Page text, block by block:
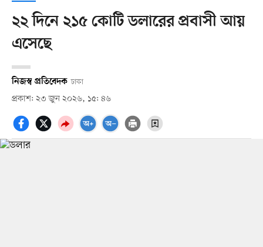
২২ দিনে ২১৫ কোটি ডলারের প্রবাসী আয়
এসেছে
নিজস্ব প্রতিবেদক ঢাকা
প্রকাশ: ২৩ জুন ২০২৬, ১৫: ৪৬